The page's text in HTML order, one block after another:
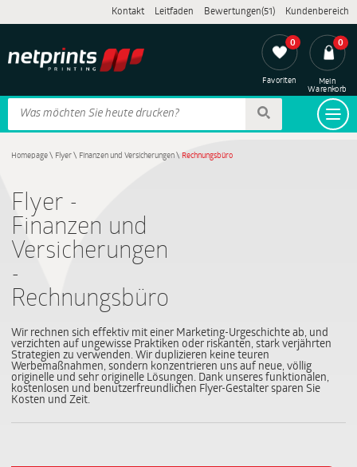
Kontakt Leitfaden Bewertungen(51) Kundenbereich
0
Favoriten
0
Mein
Warenkorb
Homepage\ Flyer\ Finanzen und Versicherungen\ Rechnungsbüro
Flyer -
Finanzen und
Versicherungen
-
Rechnungsbüro
Wir rechnen sich effektiv mit einer Marketing-Urgeschichte ab, und
verzichten auf ungewisse Praktiken oder riskanten, stark verjährten
Strategien zu verwenden. Wir duplizieren keine teuren
Werbemaßnahmen, sondern konzentrieren uns auf neue, völlig
originelle und sehr originelle Lösungen. Dank unseres funktionalen,
kostenlosen und benutzerfreundlichen Flyer-Gestalter sparen Sie
Kosten und Zeit.